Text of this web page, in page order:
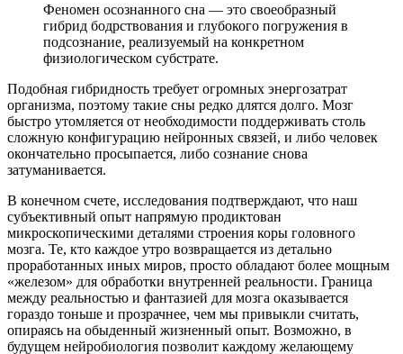
Феномен осознанного сна — это своеобразный
гибрид бодрствования и глубокого погружения в
подсознание, реализуемый на конкретном
физиологическом субстрате.
Подобная гибридность требует огромных энергозатрат
организма, поэтому такие сны редко длятся долго. Мозг
быстро утомляется от необходимости поддерживать столь
сложную конфигурацию нейронных связей, и либо человек
окончательно просыпается, либо сознание снова
затуманивается.
В конечном счете, исследования подтверждают, что наш
субъективный опыт напрямую продиктован
микроскопическими деталями строения коры головного
мозга. Те, кто каждое утро возвращается из детально
проработанных иных миров, просто обладают более мощным
«железом» для обработки внутренней реальности. Граница
между реальностью и фантазией для мозга оказывается
гораздо тоньше и прозрачнее, чем мы привыкли считать,
опираясь на обыденный жизненный опыт. Возможно, в
будущем нейробиология позволит каждому желающему